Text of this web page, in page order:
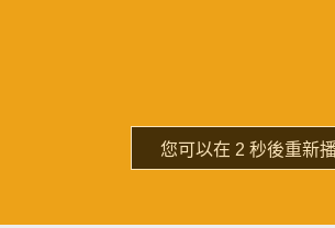
重新播放
了解詳情